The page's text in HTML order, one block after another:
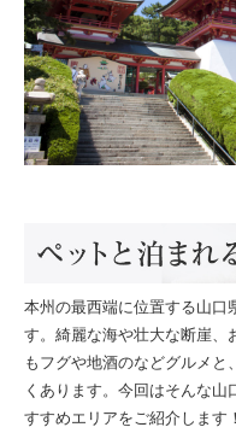
本州の最西端に位置する山口
す。綺麗な海や壮大な断崖、
もフグや地酒のなどグルメ
くあります。今回はそんな
すすめエリアをご紹介します！